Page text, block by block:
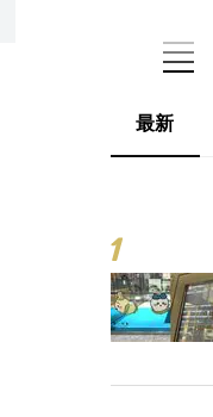
最新